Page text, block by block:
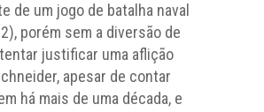
de um jogo de batalha naval
porém sem a diversão de
justificar uma aflição
apesar de contar
há mais de uma década, e